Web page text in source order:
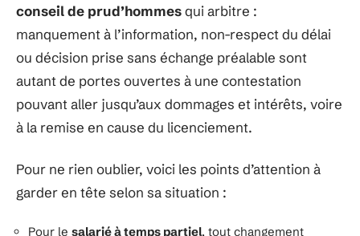
conseil de prud’hommesqui arbitre :
manquement à l’information, non-respect du délai
ou décision prise sans échange préalable sont
autant de portes ouvertes à une contestation
pouvant aller jusqu’aux dommages et intérêts, voire
à la remise en cause du licenciement.
Pour ne rien oublier, voici les points d’attention à
garder en tête selon sa situation :
Pour le salarié à temps partiel, tout changement